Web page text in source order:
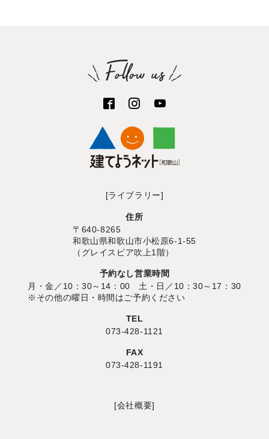
[ライブラリー]
住所
〒640-8265
和歌山県和歌山市小松原6-1-55
（グレイスピア吹上1階）
予約なし営業時間
月・金／10：30～14：00 土・日／10：30～17：30
※その他の曜日・時間はご予約ください
TEL
073-428-1121
FAX
073-428-1191
[会社概要]